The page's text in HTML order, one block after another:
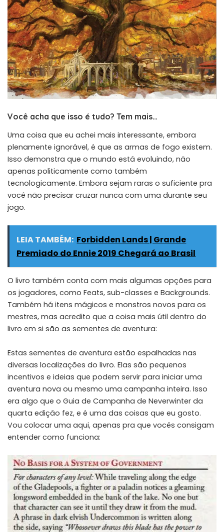
Você acha que isso é tudo? Tem mais…
Uma coisa que eu achei mais interessante, embora
plenamente ignorável, é que as armas de fogo existem.
Isso demonstra que o mundo está evoluindo, não
apenas politicamente como também
tecnologicamente. Embora sejam raras o suficiente pra
você não precisar cruzar nunca com uma durante seu
jogo.
LEIA TAMBÉM: Forbidden Lands | Grande
Premiado do Ennie 2019 Chegará ao Brasil
O livro também conta com mais algumas opções para
os jogadores, como Feats, sub-classes e Backgrounds.
Também há itens mágicos e monstros novos para os
mestres, mas acredito que a coisa mais útil dentro do
livro em si são as sementes de aventura:
Estas sementes de aventura estão espalhadas nas
diversas localizações do livro. Elas são pequenos
incentivos e ideias que podem servir para iniciar uma
aventura nova ou mesmo uma campanha inteira. Isso
era algo que o Guia de Campanha de Neverwinter da
quarta edição fez, e é uma das coisas que eu gosto.
Vou colocar uma aqui, apenas pra que vocês consigam
entender como funciona: